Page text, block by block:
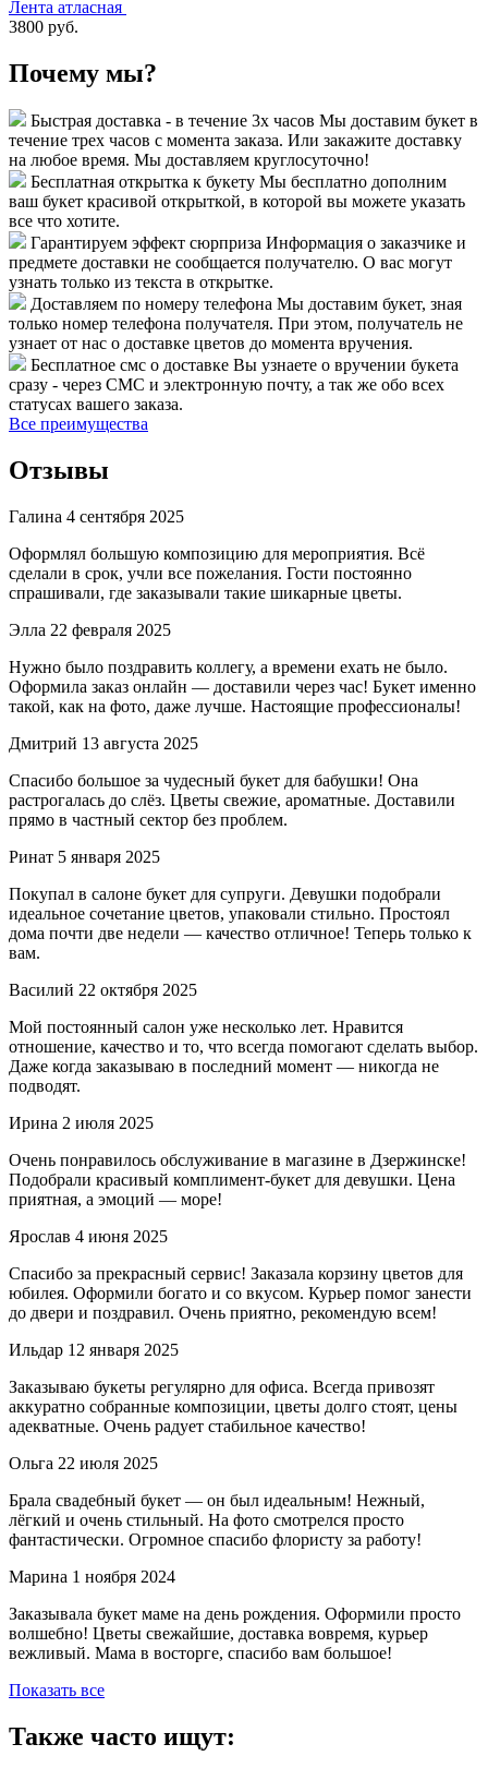
Лента атласная
3800 руб.
Почему мы?
Быстрая доставка - в течение 3х часов Мы доставим букет в
течение трех часов с момента заказа. Или закажите доставку
на любое время. Мы доставляем круглосуточно!
Бесплатная открытка к букету Мы бесплатно дополним
ваш букет красивой открыткой, в которой вы можете указать
все что хотите.
Гарантируем эффект сюрприза Информация о заказчике и
предмете доставки не сообщается получателю. О вас могут
узнать только из текста в открытке.
Доставляем по номеру телефона Мы доставим букет, зная
только номер телефона получателя. При этом, получатель не
узнает от нас о доставке цветов до момента вручения.
Бесплатное смс о доставке Вы узнаете о вручении букета
сразу - через СМС и электронную почту, а так же обо всех
статусах вашего заказа.
Все преимущества
Отзывы
Галина 4 сентября 2025
Оформлял большую композицию для мероприятия. Всё
сделали в срок, учли все пожелания. Гости постоянно
спрашивали, где заказывали такие шикарные цветы.
Элла 22 февраля 2025
Нужно было поздравить коллегу, а времени ехать не было.
Оформила заказ онлайн — доставили через час! Букет именно
такой, как на фото, даже лучше. Настоящие профессионалы!
Дмитрий 13 августа 2025
Спасибо большое за чудесный букет для бабушки! Она
растрогалась до слёз. Цветы свежие, ароматные. Доставили
прямо в частный сектор без проблем.
Ринат 5 января 2025
Покупал в салоне букет для супруги. Девушки подобрали
идеальное сочетание цветов, упаковали стильно. Простоял
дома почти две недели — качество отличное! Теперь только к
вам.
Василий 22 октября 2025
Мой постоянный салон уже несколько лет. Нравится
отношение, качество и то, что всегда помогают сделать выбор.
Даже когда заказываю в последний момент — никогда не
подводят.
Ирина 2 июля 2025
Очень понравилось обслуживание в магазине в Дзержинске!
Подобрали красивый комплимент-букет для девушки. Цена
приятная, а эмоций — море!
Ярослав 4 июня 2025
Спасибо за прекрасный сервис! Заказала корзину цветов для
юбилея. Оформили богато и со вкусом. Курьер помог занести
до двери и поздравил. Очень приятно, рекомендую всем!
Ильдар 12 января 2025
Заказываю букеты регулярно для офиса. Всегда привозят
аккуратно собранные композиции, цветы долго стоят, цены
адекватные. Очень радует стабильное качество!
Ольга 22 июля 2025
Брала свадебный букет — он был идеальным! Нежный,
лёгкий и очень стильный. На фото смотрелся просто
фантастически. Огромное спасибо флористу за работу!
Марина 1 ноября 2024
Заказывала букет маме на день рождения. Оформили просто
волшебно! Цветы свежайшие, доставка вовремя, курьер
вежливый. Мама в восторге, спасибо вам большое!
Показать все
Также часто ищут: